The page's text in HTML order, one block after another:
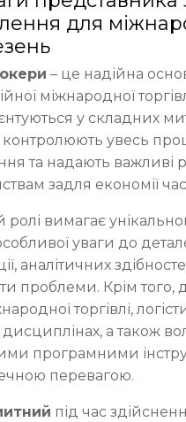
для
– це надійна
міжнародної
у складних
контролюють увесь
та надають важливі
задля економії
ролі вимагає
уваги до
аналітичних
проблеми. Крім того,
торгівлі,
а також
програмними
перевагою.
під час